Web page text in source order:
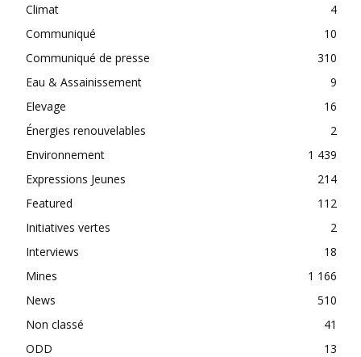
Climat
4
Communiqué
10
Communiqué de presse
310
Eau & Assainissement
9
Elevage
16
Énergies renouvelables
2
Environnement
1 439
Expressions Jeunes
214
Featured
112
Initiatives vertes
2
Interviews
18
Mines
1 166
News
510
Non classé
41
ODD
13